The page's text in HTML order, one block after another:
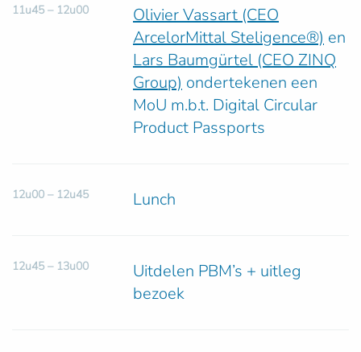
11u45 – 12u00
Olivier Vassart (CEO
ArcelorMittal Steligence®) en
Lars Baumgürtel (CEO ZINQ
Group) ondertekenen een
MoU m.b.t. Digital Circular
Product Passports
12u00 – 12u45 Lunch
12u45 – 13u00
Uitdelen PBM’s + uitleg
bezoek